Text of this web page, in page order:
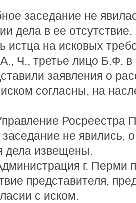
заседание не
дела в ее
истца на исковых
Ч., третье лицо Б.Ф.
заявления о
иском согласны, на
Росреестра
не явились,
дела извещены.
г. Перми
представителя,
с иском.